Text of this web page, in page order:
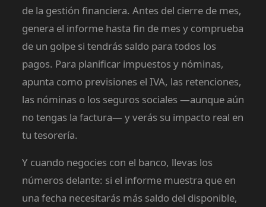
de la gestión financiera. Antes del cierre de mes,
genera el informe hasta fin de mes y comprueba
de un golpe si tendrás saldo para todos los
pagos. Para planificar impuestos y nóminas,
apunta como previsiones el IVA, las retenciones,
las nóminas o los seguros sociales —aunque aún
no tengas la factura— y verás su impacto real en
tu tesorería.
Y cuando negocies con el banco, llevas los
números delante: si el informe muestra que en
una fecha necesitarás más saldo del disponible,